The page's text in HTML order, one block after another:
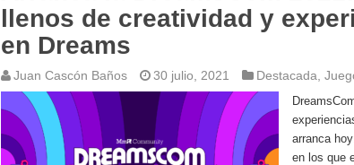
llenos de creatividad y
en Dreams
Juan Cascón Baños 30 julio, 2021 Destacada
arranca
en los que